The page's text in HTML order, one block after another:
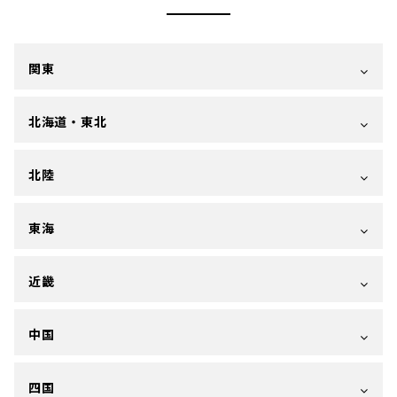
関東
北海道・東北
北陸
東海
近畿
中国
四国